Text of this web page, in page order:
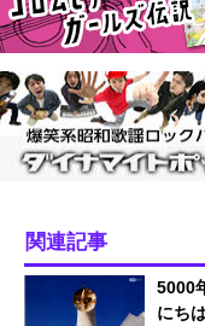
関連記事
5000
にちは